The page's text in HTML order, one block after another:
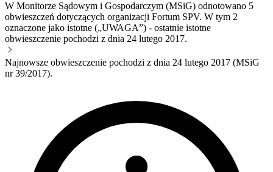
W Monitorze Sądowym i Gospodarczym (MSiG) odnotowano 5
obwieszczeń dotyczących organizacji Fortum SPV. W tym 2
oznaczone jako istotne („UWAGA”) - ostatnie istotne
obwieszczenie pochodzi z dnia 24 lutego 2017.
Najnowsze obwieszczenie pochodzi z dnia 24 lutego 2017 (MSiG
nr 39/2017).